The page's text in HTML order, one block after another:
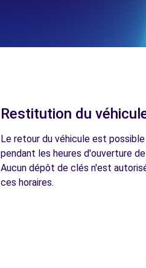
Restitution du
Le retour du véhicule est
pendant les heures d'ouverture
Aucun dépôt de clés n'est
ces horaires.